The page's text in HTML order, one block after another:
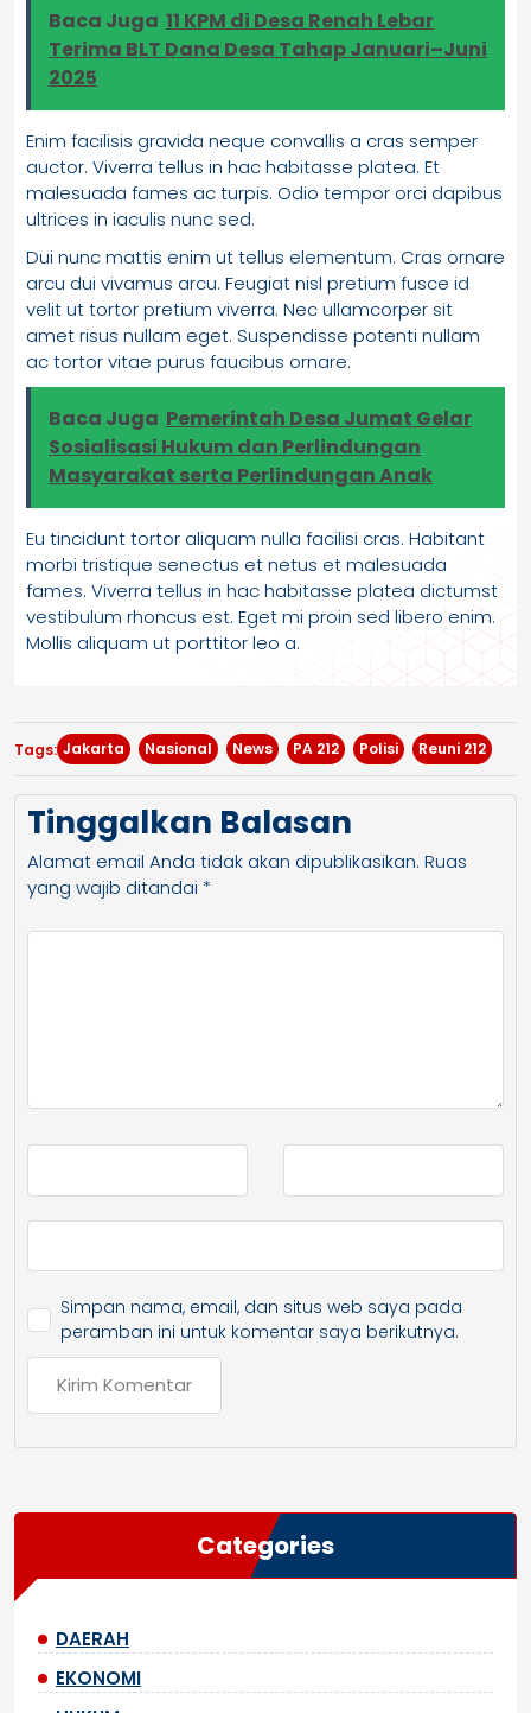
Baca Juga 11 KPM di Desa Renah Lebar
Terima BLT Dana Desa Tahap Januari–Juni
2025
Enim facilisis gravida neque convallis a cras semper
auctor. Viverra tellus in hac habitasse platea. Et
malesuada fames ac turpis. Odio tempor orci dapibus
ultrices in iaculis nunc sed.
Dui nunc mattis enim ut tellus elementum. Cras ornare
arcu dui vivamus arcu. Feugiat nisl pretium fusce id
velit ut tortor pretium viverra. Nec ullamcorper sit
amet risus nullam eget. Suspendisse potenti nullam
ac tortor vitae purus faucibus ornare.
Baca Juga Pemerintah Desa Jumat Gelar
Sosialisasi Hukum dan Perlindungan
Masyarakat serta Perlindungan Anak
Eu tincidunt tortor aliquam nulla facilisi cras. Habitant
morbi tristique senectus et netus et malesuada
fames. Viverra tellus in hac habitasse platea dictumst
vestibulum rhoncus est. Eget mi proin sed libero enim.
Mollis aliquam ut porttitor leo a.
Tags: Jakarta Nasional News PA 212 Polisi Reuni 212
Tinggalkan Balasan
Alamat email Anda tidak akan dipublikasikan. Ruas
yang wajib ditandai *
Simpan nama, email, dan situs web saya pada
peramban ini untuk komentar saya berikutnya.
Categories
DAERAH
EKONOMI